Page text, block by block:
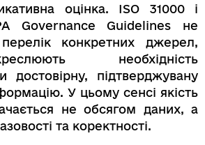
оцінка. ISO 31000 і
Governance Guidelines не
конкретних джерел,
необхідність
достовірну, підтверджувану
У цьому сенсі якість
не обсягом даних, а
та коректності.